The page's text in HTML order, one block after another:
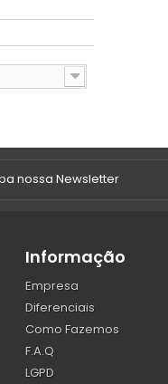
Informação
Empresa
Diferenciais
Como Fazemos
F.A.Q
LGPD